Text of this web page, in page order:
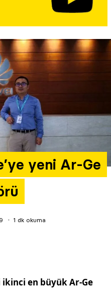
yeni Ar-Ge
1 dk okuma
en büyük Ar-Ge